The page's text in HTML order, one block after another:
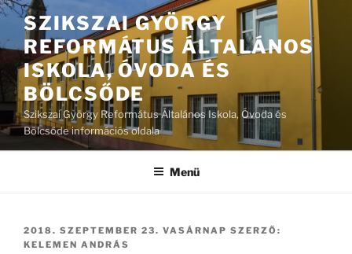
Tartalomhoz
SZIKSZAI GYÖRGY
REFORMÁTUS ÁLTALÁNOS
ISKOLA, ÓVODA ÉS
BÖLCSŐDE
Szikszai György Református Általános Iskola, Óvoda és
Bölcsőde információs oldala
Menü
BEKÜLDVE:
2018. SZEPTEMBER 23. VASÁRNAP SZERZŐ:
KELEMEN ANDRÁS